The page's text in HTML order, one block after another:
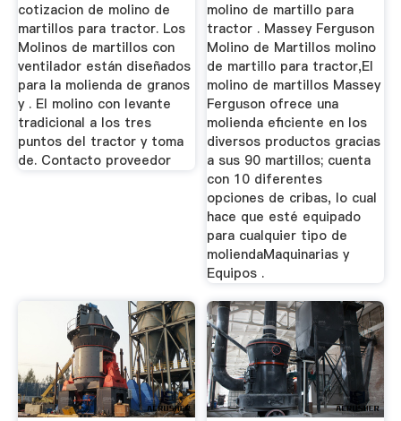
cotizacion de molino de
martillos para tractor. Los
Molinos de martillos con
ventilador están diseñados
para la molienda de granos
y . El molino con levante
tradicional a los tres
puntos del tractor y toma
de. Contacto proveedor
molino de martillo para
tractor . Massey Ferguson
Molino de Martillos molino
de martillo para tractor,El
molino de martillos Massey
Ferguson ofrece una
molienda eficiente en los
diversos productos gracias
a sus 90 martillos; cuenta
con 10 diferentes
opciones de cribas, lo cual
hace que esté equipado
para cualquier tipo de
moliendaMaquinarias y
Equipos .